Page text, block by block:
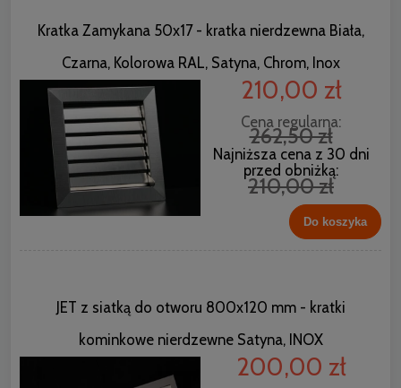
Kratka Zamykana 50x17 - kratka nierdzewna Biała,
Czarna, Kolorowa RAL, Satyna, Chrom, Inox
210,00 zł
Cena regularna:
262,50 zł
Najniższa cena z 30 dni
przed obniżką:
210,00 zł
Do koszyka
JET z siatką do otworu 800x120 mm - kratki
kominkowe nierdzewne Satyna, INOX
200,00 zł